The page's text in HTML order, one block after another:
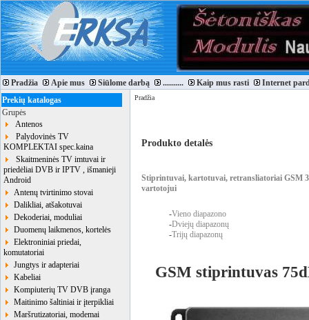
Pradžia Apie mus Siūlome darbą .......... Kaip mus rasti
Internet
Prekių katalogas
Grupės
Antenos
Palydovinės TV
KOMPLEKTAI spec.kaina
Skaitmeninės TV imtuvai ir
priedėliai DVB ir IPTV , išmanieji
Android
Antenų tvirtinimo stovai
Dalikliai, atšakotuvai
Dekoderiai, moduliai
Duomenų laikmenos, kortelės
Elektroniniai priedai,
komutatoriai
Jungtys ir adapteriai
Kabeliai
Kompiuterių TV DVB įranga
Maitinimo šaltiniai ir įterpikliai
Maršrutizatoriai, modemai
Pradžia
Produkto detalės
Stiprintuvai, kartotuvai, retransliatoriai GSM
vartotojui
-Vieno diapazono
-Dviejų diapazonų
-Trijų diapazonų
GSM stiprintuvas